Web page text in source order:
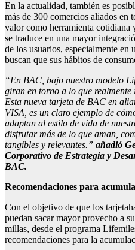
En la actualidad, también es
más de 300 comercios aliados en
valor como herramienta cotidiana
se traduce en una mayor
de los usuarios, especialmente en
buscan que sus hábitos de
“En BAC, bajo nuestro modelo
giran en torno a lo que
Esta nueva tarjeta de BAC en
VISA, es un claro ejemplo de
adaptan al estilo de vida de
disfrutar más de lo que aman,
tangibles y relevantes.” añadió
Corporativo de Estrategia y
BAC.
Recomendaciones para
Con el objetivo de que los
puedan sacar mayor provecho a
millas, desde el programa
recomendaciones para la